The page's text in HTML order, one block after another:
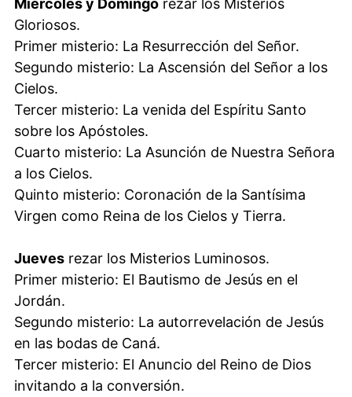
Miércoles y Domingo rezar los Misterios
Gloriosos.
Primer misterio: La Resurrección del Señor.
Segundo misterio: La Ascensión del Señor a los
Cielos.
Tercer misterio: La venida del Espíritu Santo
sobre los Apóstoles.
Cuarto misterio: La Asunción de Nuestra Señora
a los Cielos.
Quinto misterio: Coronación de la Santísima
Virgen como Reina de los Cielos y Tierra.
Jueves rezar los Misterios Luminosos.
Primer misterio: El Bautismo de Jesús en el
Jordán.
Segundo misterio: La autorrevelación de Jesús
en las bodas de Caná.
Tercer misterio: El Anuncio del Reino de Dios
invitando a la conversión.